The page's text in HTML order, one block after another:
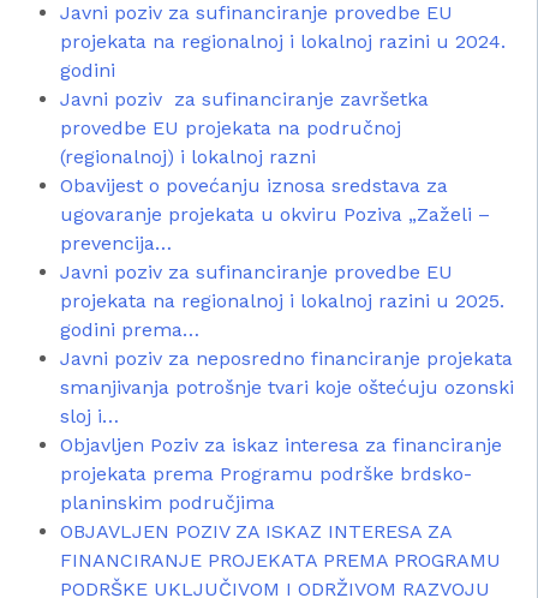
Javni poziv za sufinanciranje provedbe EU
projekata na regionalnoj i lokalnoj razini u 2024.
godini
Javni poziv za sufinanciranje završetka
provedbe EU projekata na područnoj
(regionalnoj) i lokalnoj razni
Obavijest o povećanju iznosa sredstava za
ugovaranje projekata u okviru Poziva „Zaželi –
prevencija…
Javni poziv za sufinanciranje provedbe EU
projekata na regionalnoj i lokalnoj razini u 2025.
godini prema…
Javni poziv za neposredno financiranje projekata
smanjivanja potrošnje tvari koje oštećuju ozonski
sloj i…
Objavljen Poziv za iskaz interesa za financiranje
projekata prema Programu podrške brdsko-
planinskim područjima
OBJAVLJEN POZIV ZA ISKAZ INTERESA ZA
FINANCIRANJE PROJEKATA PREMA PROGRAMU
PODRŠKE UKLJUČIVOM I ODRŽIVOM RAZVOJU